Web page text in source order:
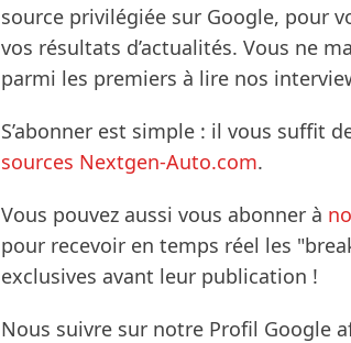
source privilégiée sur Google, pour
vos résultats d’actualités. Vous ne
parmi les premiers à lire nos
S’abonner est simple : il vous suffit
sources Nextgen-Auto.com.
Vous pouvez aussi vous abonner à
pour recevoir en temps réel les
exclusives avant leur publication !
Nous suivre sur notre Profil Google